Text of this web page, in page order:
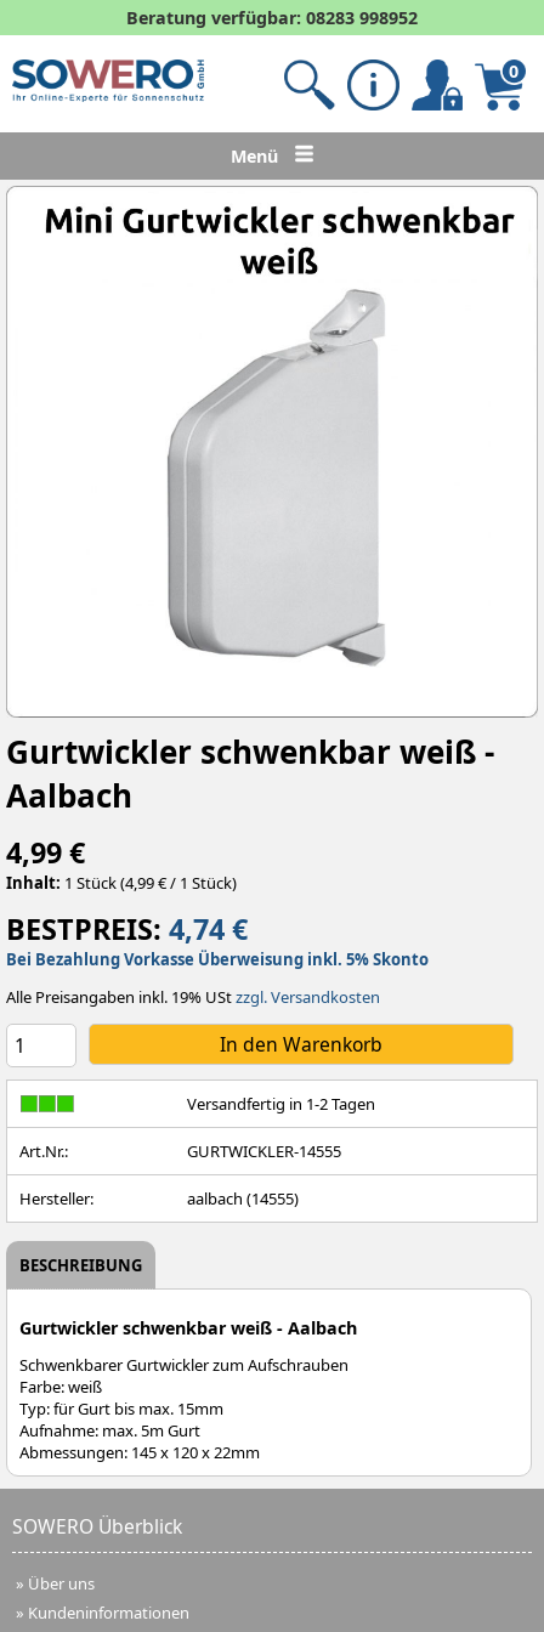
Beratung verfügbar: 08283 998952
0
Menü
Gurtwickler schwenkbar weiß -
Aalbach
4,99 €
Inhalt: 1 Stück (4,99 € / 1 Stück)
BESTPREIS: 4,74 €
Bei Bezahlung Vorkasse Überweisung inkl. 5% Skonto
Alle Preisangaben inkl. 19% UStzzgl. Versandkosten
Versandfertig in 1-2 Tagen
Art.Nr.: GURTWICKLER-14555
Hersteller: aalbach (14555)
BESCHREIBUNG
Gurtwickler schwenkbar weiß - Aalbach
Schwenkbarer Gurtwickler zum Aufschrauben
Farbe: weiß
Typ: für Gurt bis max. 15mm
Aufnahme: max. 5m Gurt
Abmessungen: 145 x 120 x 22mm
SOWERO Überblick
» Über uns
» Kundeninformationen